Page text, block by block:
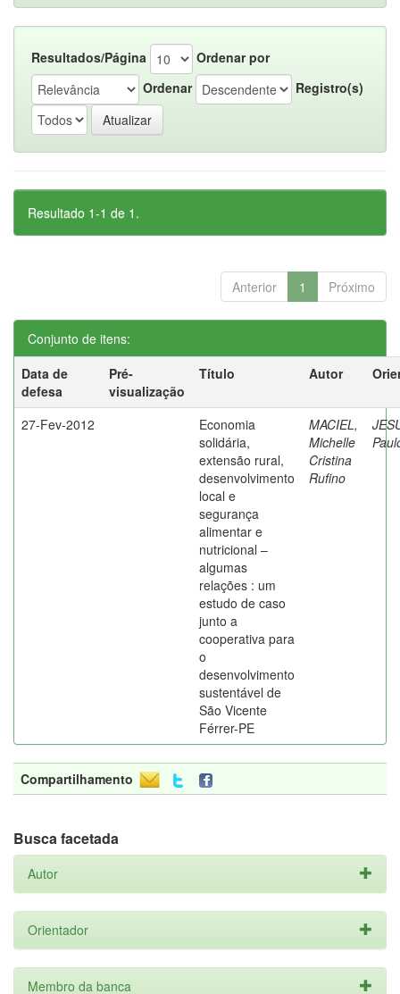
Resultados/Página
Ordenar por
Ordenar
Registro(s)
Resultado 1-1 de 1.
Anterior 1 Próximo
Conjunto de itens:
Data de
defesa
Pré-
visualização
Título Autor
27-Fev-2012
Economia
solidária,
extensão rural,
desenvolvimento
local e
segurança
alimentar e
nutricional –
algumas
relações : um
estudo de caso
junto a
cooperativa para
o
desenvolvimento
sustentável de
São Vicente
Férrer-PE
MACIEL,
Michelle
Cristina
Rufino
Compartilhamento
Busca facetada
Autor
Orientador
Membro da banca